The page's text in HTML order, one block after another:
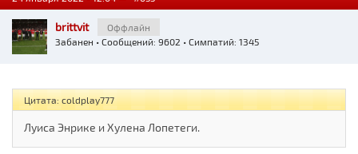
brittvit
Оффлайн
Забанен • Сообщений: 9602 • Симпатий: 1345
Цитата: coldplay777
Луиса Энрике и Хулена Лопетеги.